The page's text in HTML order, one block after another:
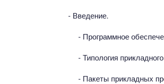
- Введение.
- Программное
- Типология
- Пакеты прикладных